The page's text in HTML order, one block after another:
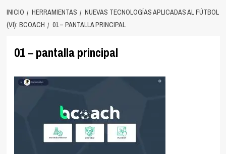
INICIO HERRAMIENTAS
NUEVAS TECNOLOGÍAS APLICADAS AL FÚTBOL
(VI): BCOACH
01 – PANTALLA PRINCIPAL
01 – pantalla principal